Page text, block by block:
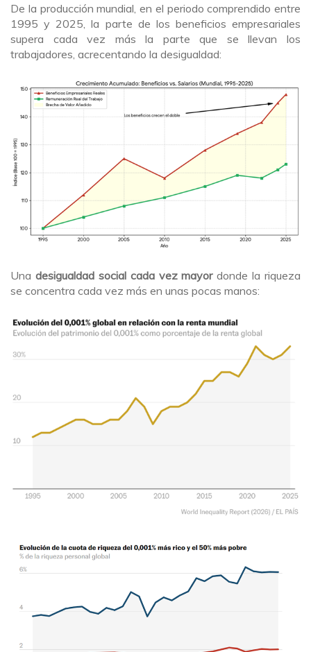
De la producción mundial, en el periodo comprendido entre
1995 y 2025, la parte de los beneficios empresariales
supera cada vez más la parte que se llevan los
trabajadores, acrecentando la desigualdad:
Una desigualdad social cada vez mayordonde la riqueza
se concentra cada vez más en unas pocas manos: